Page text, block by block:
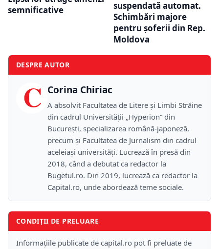
semnificative
suspendată automat.
Schimbări majore
pentru șoferii din Rep.
Moldova
DESPRE AUTOR
C Corina Chiriac
A absolvit Facultatea de Litere și Limbi Străine
din cadrul Universității „Hyperion” din
București, specializarea română-japoneză,
precum și Facultatea de Jurnalism din cadrul
aceleiași universități. Lucrează în presă din
2018, când a debutat ca redactor la
Bugetul.ro. Din 2019, lucrează ca redactor la
Capital.ro, unde abordează teme sociale.
CONDIȚII DE PRELUARE
Informațiile publicate de capital.ro pot fi preluate de